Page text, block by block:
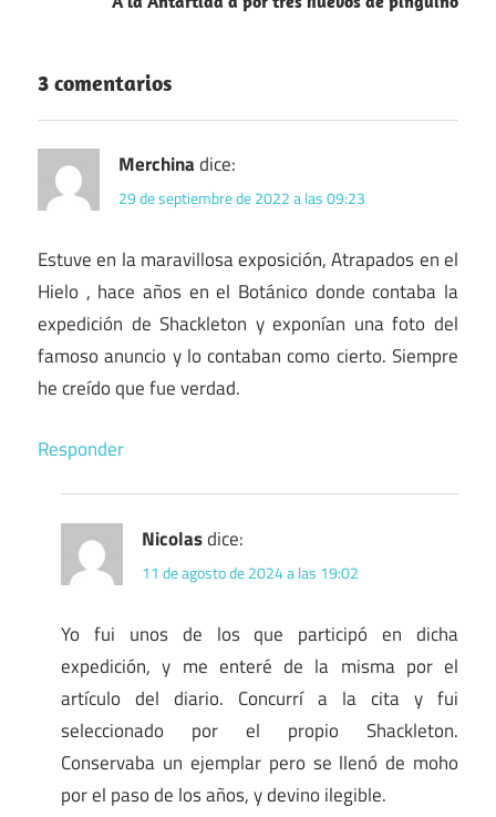
3 comentarios
Merchinadice:
29 de septiembre de 2022 a las 09:23
Estuve en la maravillosa exposición, Atrapados en el
Hielo , hace años en el Botánico donde contaba la
expedición de Shackleton y exponían una foto del
famoso anuncio y lo contaban como cierto. Siempre
he creído que fue verdad.
Responder
Nicolasdice:
11 de agosto de 2024 a las 19:02
Yo fui unos de los que participó en dicha
expedición, y me enteré de la misma por el
artículo del diario. Concurrí a la cita y fui
seleccionado por el propio Shackleton.
Conservaba un ejemplar pero se llenó de moho
por el paso de los años, y devino ilegible.